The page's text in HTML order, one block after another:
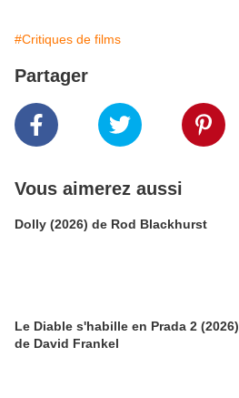
#Critiques de films
Partager
Vous aimerez aussi
Dolly (2026) de Rod Blackhurst
Le Diable s'habille en Prada 2 (2026)
de David Frankel